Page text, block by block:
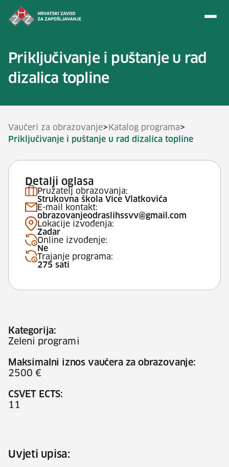
Priključivanje i puštanje u rad
dizalica topline
Vaučeri za obrazovanje> Katalog programa>
Priključivanje i puštanje u rad dizalica topline
Detalji oglasa
Pružatelj obrazovanja:
Strukovna škola Vice Vlatkovića
E-mail kontakt:
obrazovanjeodraslihssvv@gmail.com
Lokacije izvođenja:
Zadar
Online izvođenje:
Ne
Trajanje programa:
275 sati
Kategorija:
Zeleni programi
Maksimalni iznos vaučera za obrazovanje:
2500 €
CSVET ECTS:
11
Uvjeti upisa: